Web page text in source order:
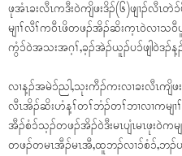
ဖုအံၤခးလီၤကဒီးဝဲကျိဖးဒိၣ်(၆)ဖျၢၣ်လီ
မျၢၢ်လီၢ်ကဝီၤဖိတဖၣ်အိၣ်ဆိးက့ၤဝဲလၢ
ကွံၥ်ဝဲအသးအဂ့ၢ်,ခ့ၣ်အဲၣ်ယူၣ်ပၥ်ဖျါဝဲဒၣ်န့
လၢန့ၣ်အမဲၥ်ညါ,သုးကီၣ်ကးလၢခးလီၤကျိဖ
လီၤအိၣ်ဆိးဟံန့ၢ်တၢ်ဘံၣ်တၢ်ဘၢလၢကမျၢ
အီၣ်စံၥ်သ့ၣ်တဖၣ်အိၣ်ဝဲဒီးမၤပျံၤမၤဖုးဝဲ
တဖၣ်တမၤအီၣ်မၤအီ,ထူဘၣ်လၢၥ်စံၥ်,ဘ